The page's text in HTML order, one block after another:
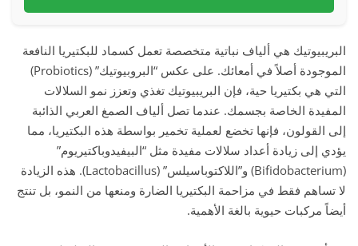
البريبيوتيك هي ألياف نباتية متخصصة تعمل كسماد للبكتيريا النافعة
الموجودة أصلاً في أمعائك. على عكس “البروبيوتيك” (Probiotics)
التي هي بكتيريا حية، فإن البريبيوتيك تغذي وتعزز نمو السلالات
المفيدة الخاصة بجسمك. عندما تصل ألياف الصمغ العربي الذائبة
إلى القولون، فإنها تخضع لعملية تخمير بواسطة هذه البكتيريا، مما
يؤدي إلى زيادة أعداد سلالات مفيدة مثل “البيفيدوباكتيريوم”
(Bifidobacterium) و”اللاكتوباسيلس” (Lactobacillus). هذه الزيادة
لا تساهم فقط في مزاحمة البكتيريا الضارة ومنعها من النمو، بل تنتج
أيضاً مركبات حيوية بالغة الأهمية.